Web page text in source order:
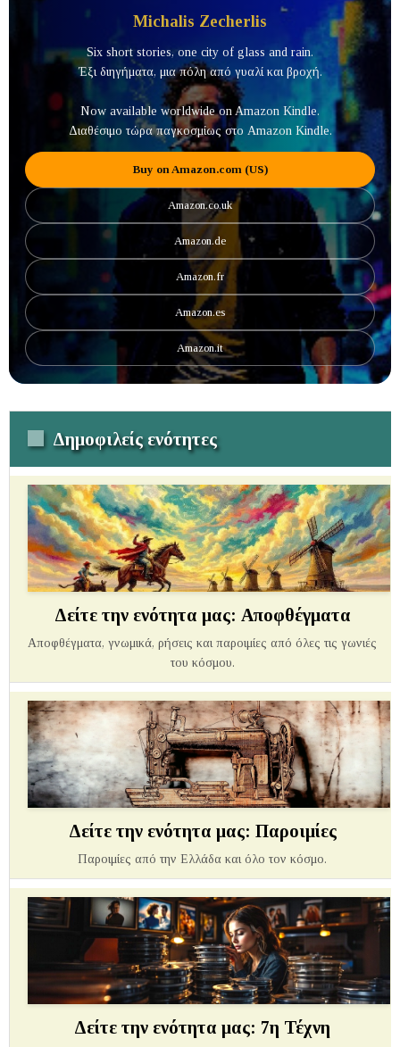
Michalis Zecherlis
Six short stories, one city of glass and rain.
Έξι διηγήματα, μια πόλη από γυαλί και βροχή.
Now available worldwide on Amazon Kindle.
Διαθέσιμο τώρα παγκοσμίως στο Amazon Kindle.
Buy on Amazon.com (US)
Amazon.co.uk
Amazon.de
Amazon.fr
Amazon.es
Amazon.it
Δημοφιλείς ενότητες
Δείτε την ενότητα μας: Αποφθέγματα
Αποφθέγματα, γνωμικά, ρήσεις και παροιμίες από όλες τις γωνιές
του κόσμου.
Δείτε την ενότητα μας: Παροιμίες
Παροιμίες από την Ελλάδα και όλο τον κόσμο.
Δείτε την ενότητα μας: 7η Τέχνη